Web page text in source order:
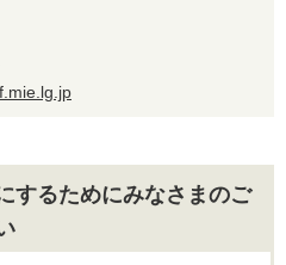
するためにみなさまのご